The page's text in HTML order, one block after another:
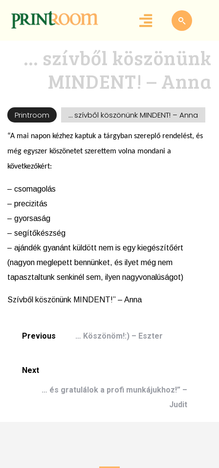
… szívből köszönünk
MINDENT! – Anna
Printroom … szívből köszönünk MINDENT! – Anna
“A mai napon kézhez kaptuk a tárgyban szereplő rendelést, és
még egyszer köszönetet szerettem volna mondani a
következőkért:
– csomagolás
– precizitás
– gyorsaság
– segítőkészség
– ajándék gyanánt küldött nem is egy kiegészítőért
(nagyon meglepett bennünket, és ilyet még nem
tapasztaltunk senkinél sem, ilyen nagyvonalúságot)
Szívből köszönünk MINDENT!” – Anna
Previous … Köszönöm!:) – Eszter
Next
… és gratulálok a profi munkájukhoz!” –
Judit